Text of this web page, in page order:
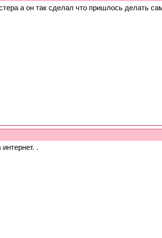
а он так сделал что пришлось делать
.